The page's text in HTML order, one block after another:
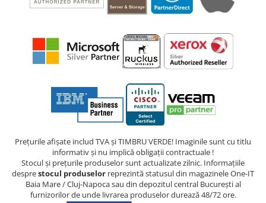
Prețurile afișate includ TVA și TIMBRU VERDE! Imaginile sunt cu titlu
informativ și nu implică obligații contractuale !
Stocul și prețurile produselor sunt actualizate zilnic. Informațiile
desprestocul produselor reprezintă statusul din magazinele One-IT
Baia Mare / Cluj-Napoca sau din depozitul central București al
furnizorilor de unde livrarea produselor durează 48/72 ore.